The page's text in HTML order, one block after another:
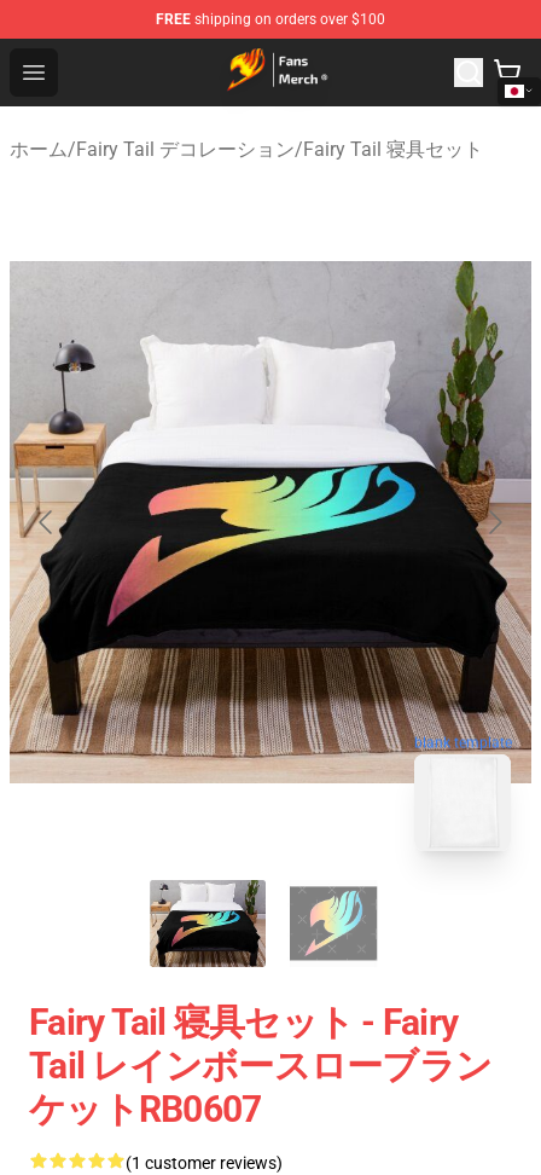
FREE shipping on orders over $100
Open menu
Fairy Tail Store - Official Fairy Tail Merchandise Shop
ホーム/Fairy Tail デコレーション/Fairy Tail 寝具セット
blank template
Fairy Tail 寝具セット - Fairy
Tail レインボースローブラン
ケットRB0607
(1 customer reviews)